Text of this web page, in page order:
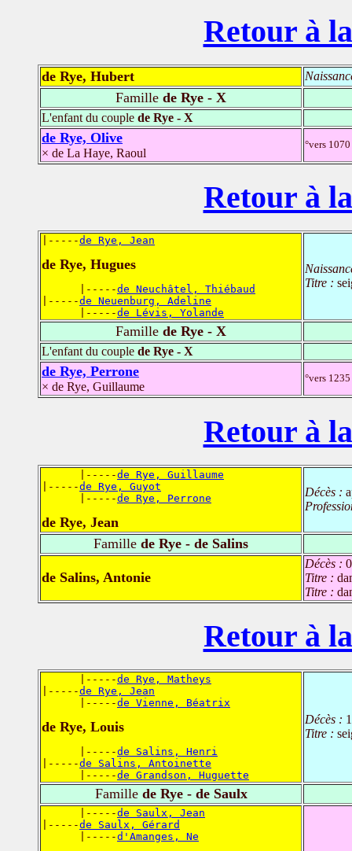
Retour à
de Rye, Hubert
Famille de Rye - X
L'enfant du couple de Rye - X
de Rye, Olive
× de La Haye, Raoul
°vers
Retour à
|-----de Rye, Jean
de Rye, Hugues
      |-----
de Neuchâtel, Thiébaud
|-----de Neuenburg, Adeline
      |-----
de Lévis, Yolande
Titre :
Famille de Rye - X
L'enfant du couple de Rye - X
de Rye, Perrone
× de Rye, Guillaume
°vers
Retour à
      |-----
de Rye, Guillaume
|-----de Rye, Guyot
      |-----
de Rye, Perrone
de Rye, Jean
Décès :
Famille de Rye - de Salins
de Salins, Antonie
Décès :
Titre :
Titre :
Retour à
      |-----
de Rye, Matheys
|-----de Rye, Jean
      |-----
de Vienne, Béatrix
de Rye, Louis
      |-----
de Salins, Henri
|-----de Salins, Antoinette
      |-----
de Grandson, Huguette
Décès :
Titre :
Famillede Rye - de Saulx
      |-----
de Saulx, Jean
|-----de Saulx, Gérard
      |-----
d'Amanges, Ne